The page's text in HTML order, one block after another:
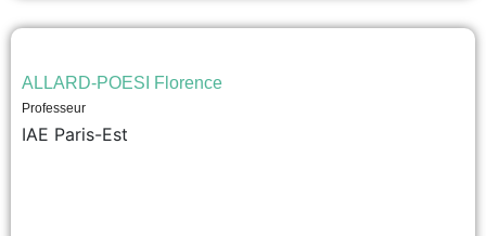
ALLARD-POESI Florence
Professeur
IAE Paris-Est